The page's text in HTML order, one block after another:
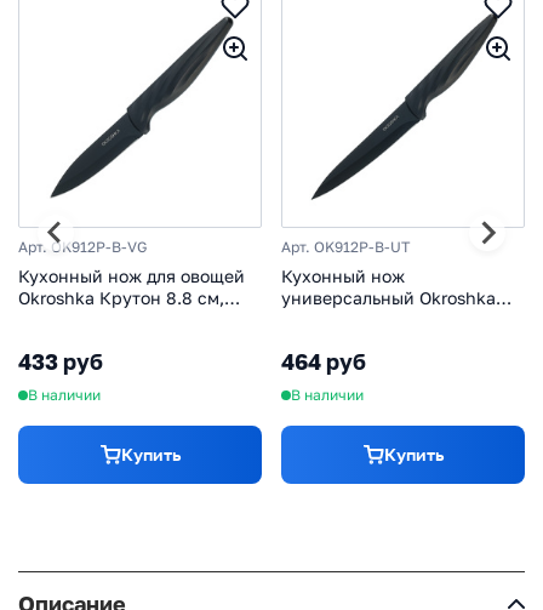
Арт. OK912P-B-VG
Кухонный нож для овощей
Okroshka Крутон 8.8 см,
433 руб
В наличии
Купить
Арт. OK912P-B-UT
Кухонный нож
универсальный Okroshka
рукоять пластик, черный
464 руб
В наличии
Купить
Описание